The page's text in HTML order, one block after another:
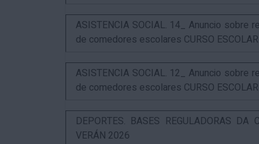
ASISTENCIA SOCIAL. 14_ Anuncio sobre
de comedores escolares CURSO
ASISTENCIA SOCIAL. 12_ Anuncio sobre
de comedores escolares CURSO
DEPORTES. BASES REGULADORAS DA
VERÁN 2026